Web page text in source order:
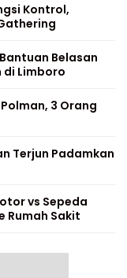
Kontrol,
Belasan
di Limboro
3 Orang
Terjun Padamkan
vs Sepeda
Rumah Sakit